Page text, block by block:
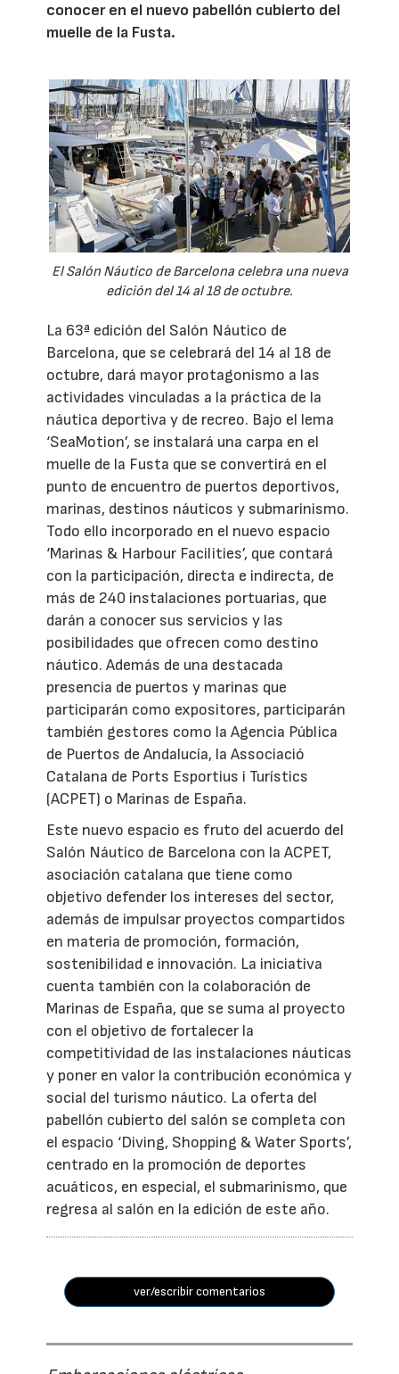
conocer en el nuevo pabellón cubierto del
muelle de la Fusta.
El Salón Náutico de Barcelona celebra una nueva
edición del 14 al 18 de octubre.
La 63ª edición del Salón Náutico de
Barcelona, que se celebrará del 14 al 18 de
octubre, dará mayor protagonismo a las
actividades vinculadas a la práctica de la
náutica deportiva y de recreo. Bajo el lema
‘SeaMotion’, se instalará una carpa en el
muelle de la Fusta que se convertirá en el
punto de encuentro de puertos deportivos,
marinas, destinos náuticos y submarinismo.
Todo ello incorporado en el nuevo espacio
‘Marinas & Harbour Facilities’, que contará
con la participación, directa e indirecta, de
más de 240 instalaciones portuarias, que
darán a conocer sus servicios y las
posibilidades que ofrecen como destino
náutico. Además de una destacada
presencia de puertos y marinas que
participarán como expositores, participarán
también gestores como la Agencia Pública
de Puertos de Andalucía, la Associació
Catalana de Ports Esportius i Turístics
(ACPET) o Marinas de España.
Este nuevo espacio es fruto del acuerdo del
Salón Náutico de Barcelona con la ACPET,
asociación catalana que tiene como
objetivo defender los intereses del sector,
además de impulsar proyectos compartidos
en materia de promoción, formación,
sostenibilidad e innovación. La iniciativa
cuenta también con la colaboración de
Marinas de España, que se suma al proyecto
con el objetivo de fortalecer la
competitividad de las instalaciones náuticas
y poner en valor la contribución económica y
social del turismo náutico. La oferta del
pabellón cubierto del salón se completa con
el espacio ‘Diving, Shopping & Water Sports’,
centrado en la promoción de deportes
acuáticos, en especial, el submarinismo, que
regresa al salón en la edición de este año.
ver/escribir comentarios